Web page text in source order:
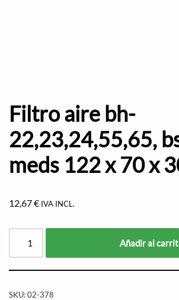
Filtro aire bh-
22,23,24,55,65,
meds 122 x 70 x
12,67€ IVA INCL.
Añadir al
SKU:02-378